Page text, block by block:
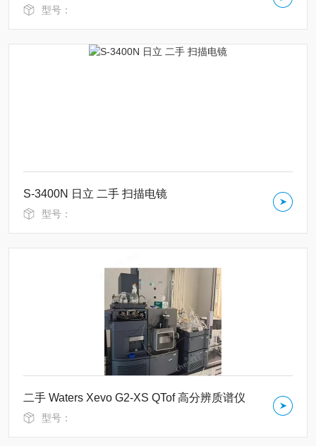
型号：
S-3400N 日立 二手 扫描电镜
型号：
二手 Waters Xevo G2-XS QTof 高分辨质谱仪
型号：